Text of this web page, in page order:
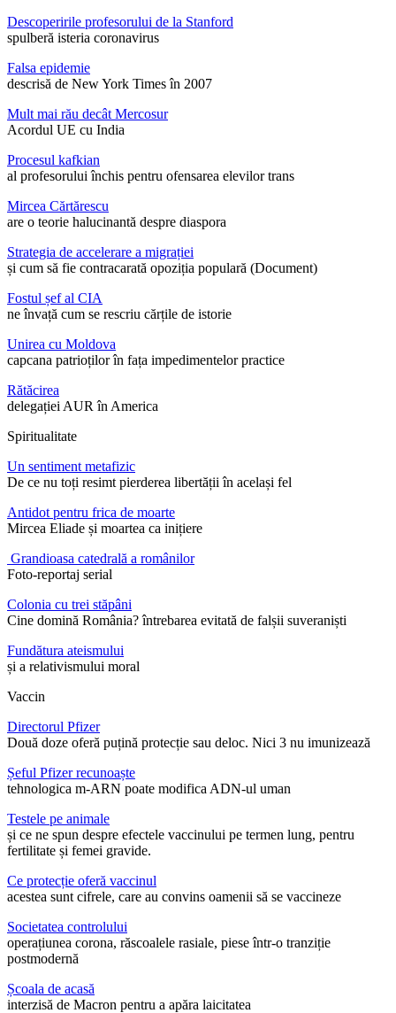
Descoperirile profesorului de la Stanford
spulberă isteria coronavirus
Falsa epidemie
descrisă de New York Times în 2007
Mult mai rău decât Mercosur
Acordul UE cu India
Procesul kafkian
al profesorului închis pentru ofensarea elevilor trans
Mircea Cărtărescu
are o teorie halucinantă despre diaspora
Strategia de accelerare a migrației
și cum să fie contracarată opoziția populară (Document)
Fostul șef al CIA
ne învață cum se rescriu cărțile de istorie
Unirea cu Moldova
capcana patrioților în fața impedimentelor practice
Rătăcirea
delegației AUR în America
Spiritualitate
Un sentiment metafizic
De ce nu toți resimt pierderea libertății în același fel
Antidot pentru frica de moarte
Mircea Eliade și moartea ca inițiere
Grandioasa catedrală a românilor
Foto-reportaj serial
Colonia cu trei stăpâni
Cine domină România? întrebarea evitată de falșii suveraniști
Fundătura ateismului
și a relativismului moral
Vaccin
Directorul Pfizer
Două doze oferă puțină protecție sau deloc. Nici 3 nu imunizează
Șeful Pfizer recunoaște
tehnologica m-ARN poate modifica ADN-ul uman
Testele pe animale
și ce ne spun despre efectele vaccinului pe termen lung, pentru
fertilitate și femei gravide.
Ce protecție oferă vaccinul
acestea sunt cifrele, care au convins oamenii să se vaccineze
Societatea controlului
operațiunea corona, răscoalele rasiale, piese într-o tranziție
postmodernă
Școala de acasă
interzisă de Macron pentru a apăra laicitatea